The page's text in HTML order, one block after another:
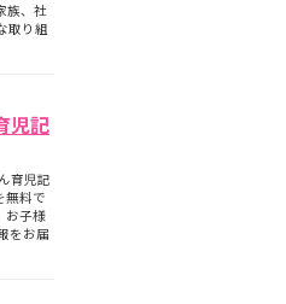
つ
点
族、社
取り組
児記
育児記
無料で
お子様
をお届